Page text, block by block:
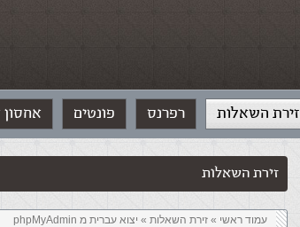
זירת השאלות רפרנס פונטים
זירת השאלות
עמוד ראשי » ‏זירת השאלות‏ » יצוא עברית מ phpMyAdmin